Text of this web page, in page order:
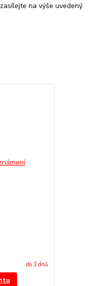
na výše uvedený
do 3 dnů